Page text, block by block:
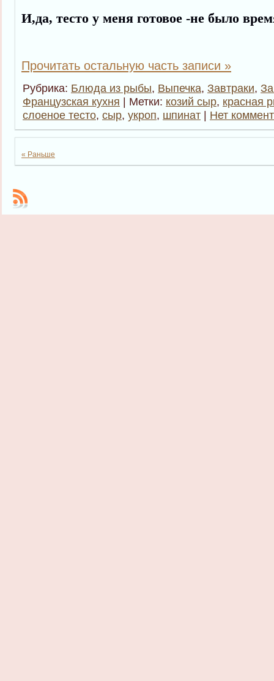
И,да, тесто у меня готовое -не было
Прочитать остальную часть записи »
Рубрика: Блюда из рыбы, Выпечка, Завтраки,
Французская кухня | Метки: козий сыр, красная
слоеное тесто, сыр, укроп, шпинат | Нет
« Раньше